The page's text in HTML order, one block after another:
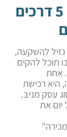
מחפש אוהלים למכירה? 5 דרכים
להשקעה,
תוכל להקים
אחת
היא רכישת
עסק מניב.
את